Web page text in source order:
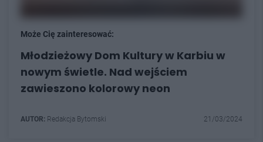
Może Cię zainteresować:
Młodzieżowy Dom Kultury w Karbiu w
nowym świetle. Nad wejściem
zawieszono kolorowy neon
AUTOR: Redakcja Bytomski 21/03/2024